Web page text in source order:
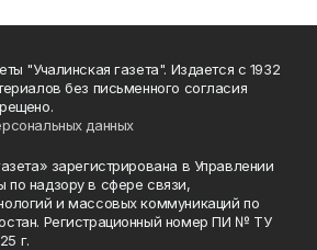
"Учалинская газета". Издается с 1932
без письменного согласия
данных
зарегистрирована в Управлении
надзору в сфере связи,
и массовых коммуникаций по
Регистрационный номер ПИ № ТУ
г.